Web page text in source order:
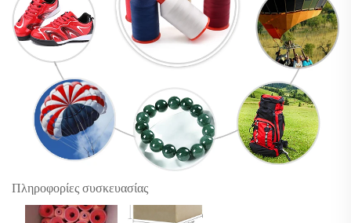
Πληροφορίες συσκευασίας